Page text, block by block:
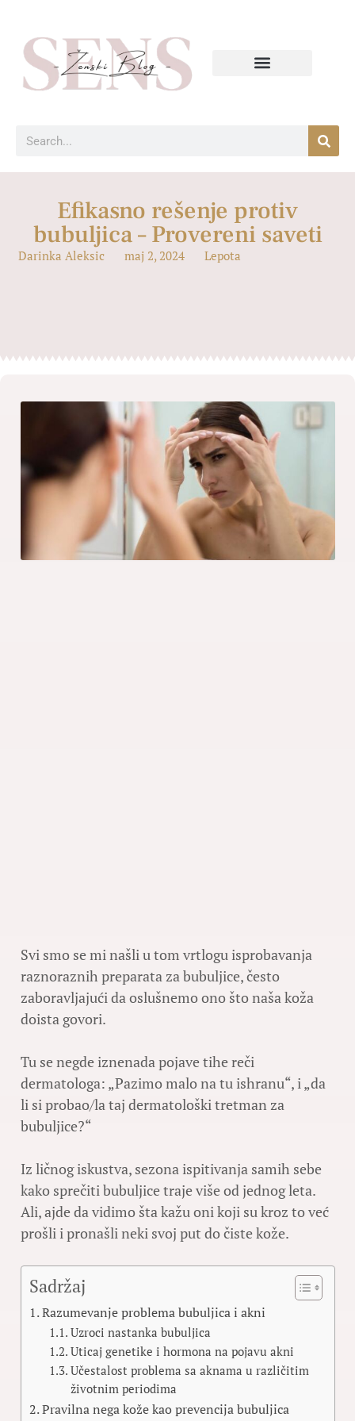
Efikasno rešenje protiv
bubuljica – Provereni saveti
Darinka Aleksic maj 2, 2024 Lepota
Svi smo se mi našli u tom vrtlogu isprobavanja
raznoraznih preparata za bubuljice, često
zaboravljajući da oslušnemo ono što naša koža
doista govori.
Tu se negde iznenada pojave tihe reči
dermatologa: „Pazimo malo na tu ishranu“, i „da
li si probao/la taj dermatološki tretman za
bubuljice?“
Iz ličnog iskustva, sezona ispitivanja samih sebe
kako sprečiti bubuljice traje više od jednog leta.
Ali, ajde da vidimo šta kažu oni koji su kroz to već
prošli i pronašli neki svoj put do čiste kože.
Sadržaj
Razumevanje problema bubuljica i akni
Uzroci nastanka bubuljica
Uticaj genetike i hormona na pojavu akni
Učestalost problema sa aknama u različitim
životnim periodima
Pravilna nega kože kao prevencija bubuljica